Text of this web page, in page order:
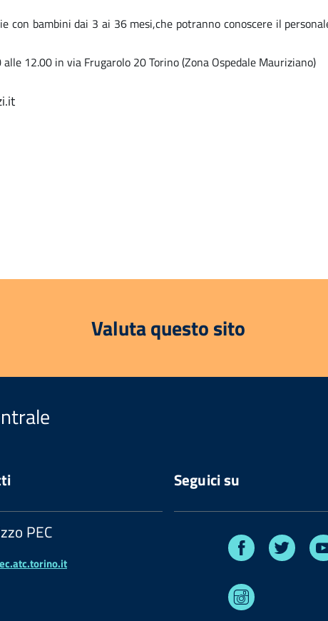
con bambini dai 3 ai 36 mesi,che potranno conoscere il
12.00 in via Frugarolo 20 Torino (Zona Ospedale Mauriziano)
Valuta questo sito
PEC
Seguici su
Facebook